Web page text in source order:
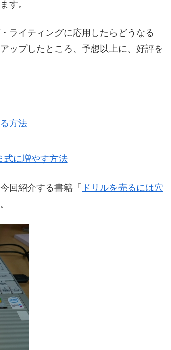
す。
ライティングに応用したらどうなる
ップしたところ、予想以上に、好評を
方法
式に増やす方法
回紹介する書籍「
ドリルを売るには穴